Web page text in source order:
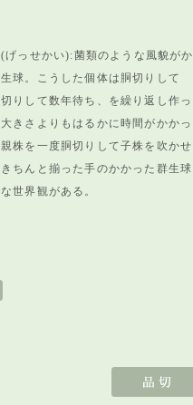
っせかい):菌類のような風貌がか
球。 こうした個体は胴切りして
りして数年待ち、を繰り返し作っ
きさよりもはるかに時間がかかっ
株を一度胴切りして子株を吹かせ
ちんと揃った手のかかった群生球
世界観がある。